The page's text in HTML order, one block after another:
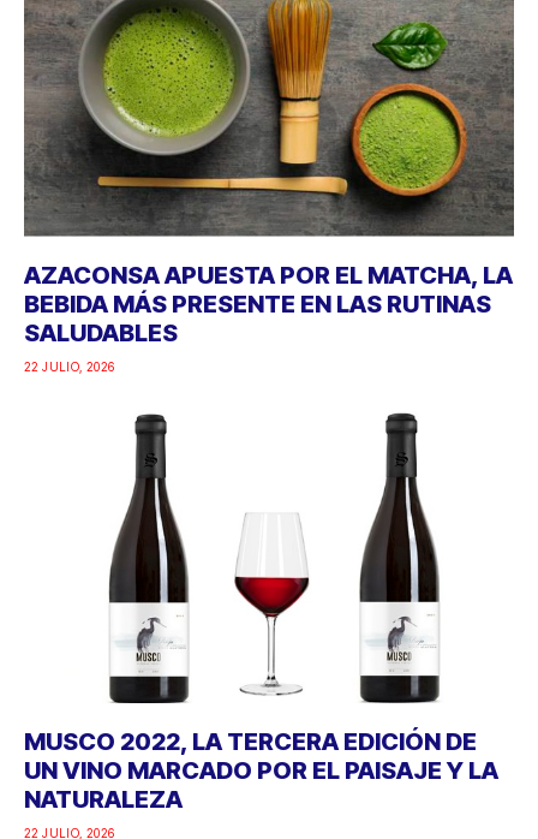
AZACONSA APUESTA POR EL MATCHA, LA
BEBIDA MÁS PRESENTE EN LAS RUTINAS
SALUDABLES
22 JULIO, 2026
MUSCO 2022, LA TERCERA EDICIÓN DE
UN VINO MARCADO POR EL PAISAJE Y LA
NATURALEZA
22 JULIO, 2026